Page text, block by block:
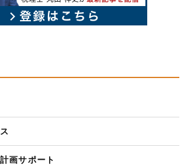
画サポート